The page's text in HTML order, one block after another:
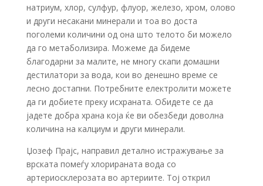
натриум, хлор, сулфур, флуор, железо, хром, олово
и други несакани минерали и тоа во доста
поголеми количини од она што телото би можело
да го метаболизира. Можеме да бидеме
благодарни за малите, не многу скапи домашни
дестилатори за вода, кои во денешно време се
лесно достапни. Потребните електролити можете
да ги добиете преку исхраната. Обидете се да
јадете добра храна која ќе ви обезбеди доволна
количина на калциум и други минерали.
Џозеф Прајс, направил детално истражување за
врската помеѓу хлорираната вода со
артериосклерозата во артериите. Тој открил